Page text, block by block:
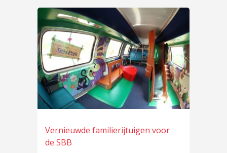
Vernieuwde familierijtuigen voor
de SBB